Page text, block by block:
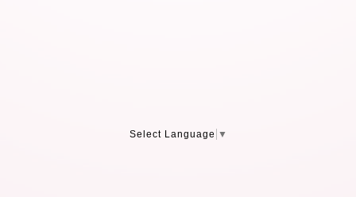
Select Language ▼